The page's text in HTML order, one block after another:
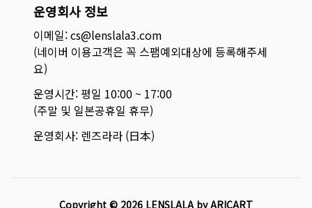
운영회사 정보
이메일: cs@lenslala3.com
(네이버 이용고객은 꼭 스팸예외대상에 등록해주세
요)
운영시간: 평일 10:00 ~ 17:00
(주말 및 일본공휴일 휴무)
운영회사: 렌즈라라 (日本)
Copyright © 2026 LENSLALA by ARICART